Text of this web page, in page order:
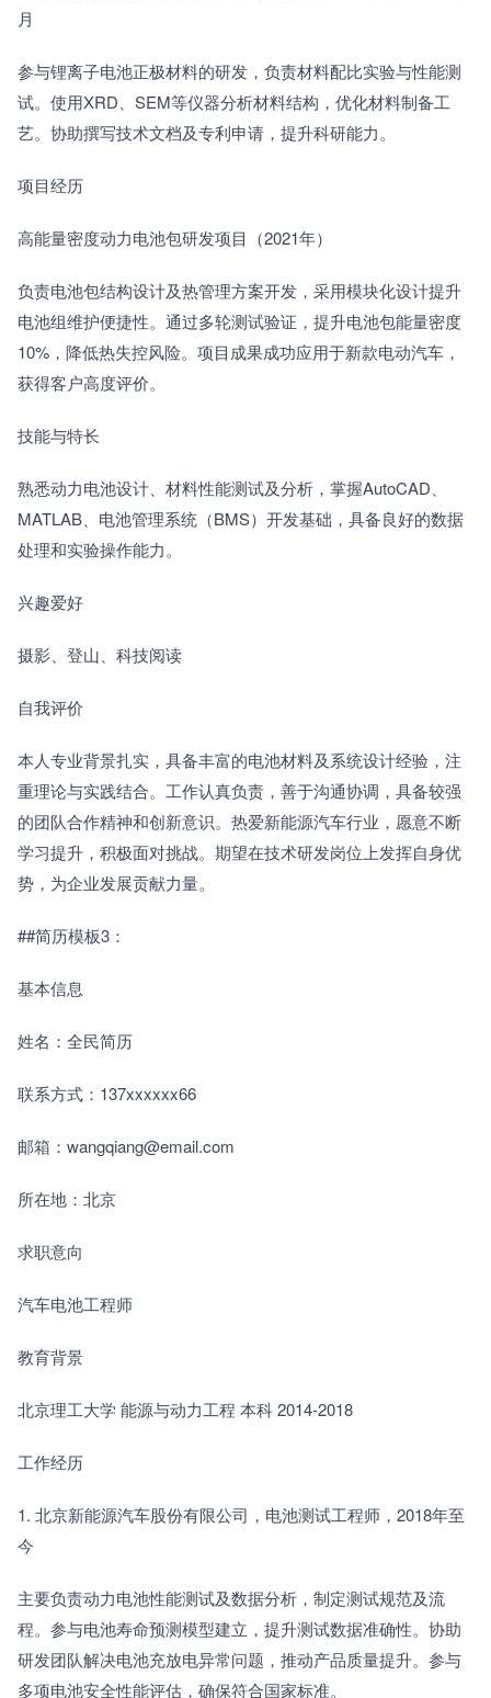
月
参与锂离子电池正极材料的研发，负责材料配比实验与性能测
试。使用XRD、SEM等仪器分析材料结构，优化材料制备工
艺。协助撰写技术文档及专利申请，提升科研能力。
项目经历
高能量密度动力电池包研发项目（2021年）
负责电池包结构设计及热管理方案开发，采用模块化设计提升
电池组维护便捷性。通过多轮测试验证，提升电池包能量密度
10%，降低热失控风险。项目成果成功应用于新款电动汽车，
获得客户高度评价。
技能与特长
熟悉动力电池设计、材料性能测试及分析，掌握AutoCAD、
MATLAB、电池管理系统（BMS）开发基础，具备良好的数据
处理和实验操作能力。
兴趣爱好
摄影、登山、科技阅读
自我评价
本人专业背景扎实，具备丰富的电池材料及系统设计经验，注
重理论与实践结合。工作认真负责，善于沟通协调，具备较强
的团队合作精神和创新意识。热爱新能源汽车行业，愿意不断
学习提升，积极面对挑战。期望在技术研发岗位上发挥自身优
势，为企业发展贡献力量。
##简历模板3：
基本信息
姓名：全民简历
联系方式：137xxxxxx66
邮箱：wangqiang@email.com
所在地：北京
求职意向
汽车电池工程师
教育背景
北京理工大学 能源与动力工程 本科 2014-2018
工作经历
1. 北京新能源汽车股份有限公司，电池测试工程师，2018年至
今
主要负责动力电池性能测试及数据分析，制定测试规范及流
程。参与电池寿命预测模型建立，提升测试数据准确性。协助
研发团队解决电池充放电异常问题，推动产品质量提升。参与
多项电池安全性能评估，确保符合国家标准。